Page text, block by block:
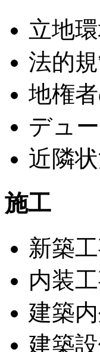
立地
法的規
地権
デュ
近隣
施工
新築
内装
建築
建築